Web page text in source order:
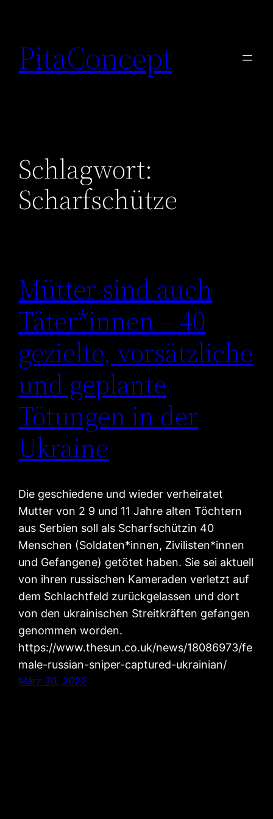
springen
PitaConcept
Schlagwort:
Scharfschütze
Mütter sind auch
Täter*innen – 40
gezielte, vorsätzliche
und geplante
Tötungen in der
Ukraine
Die geschiedene und wieder verheiratet
Mutter von 2 9 und 11 Jahre alten Töchtern
aus Serbien soll als Scharfschützin 40
Menschen (Soldaten*innen, Zivilisten*innen
und Gefangene) getötet haben. Sie sei aktuell
von ihren russischen Kameraden verletzt auf
dem Schlachtfeld zurückgelassen und dort
von den ukrainischen Streitkräften gefangen
genommen worden.
https://www.thesun.co.uk/news/18086973/fe
male-russian-sniper-captured-ukrainian/
März 30, 2022